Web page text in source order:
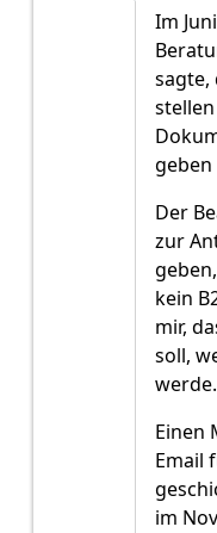
Im
sagte,
geben
Der
zur
kein
mir,
soll,
werde.
Einen
Email
im